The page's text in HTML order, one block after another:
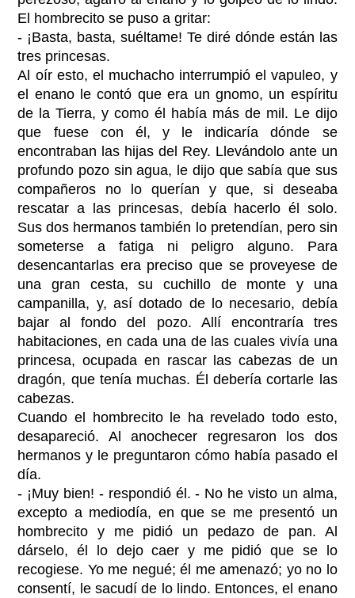
El hombrecito se puso a gritar:
- ¡Basta, basta, suéltame! Te diré dónde están las
tres princesas.
Al oír esto, el muchacho interrumpió el vapuleo, y
el enano le contó que era un gnomo, un espíritu
de la Tierra, y como él había más de mil. Le dijo
que fuese con él, y le indicaría dónde se
encontraban las hijas del Rey. Llevándolo ante un
profundo pozo sin agua, le dijo que sabía que sus
compañeros no lo querían y que, si deseaba
rescatar a las princesas, debía hacerlo él solo.
Sus dos hermanos también lo pretendían, pero sin
someterse a fatiga ni peligro alguno. Para
desencantarlas era preciso que se proveyese de
una gran cesta, su cuchillo de monte y una
campanilla, y, así dotado de lo necesario, debía
bajar al fondo del pozo. Allí encontraría tres
habitaciones, en cada una de las cuales vivía una
princesa, ocupada en rascar las cabezas de un
dragón, que tenía muchas. Él debería cortarle las
cabezas.
Cuando el hombrecito le ha revelado todo esto,
desapareció. Al anochecer regresaron los dos
hermanos y le preguntaron cómo había pasado el
día.
- ¡Muy bien! - respondió él. - No he visto un alma,
excepto a mediodía, en que se me presentó un
hombrecito y me pidió un pedazo de pan. Al
dárselo, él lo dejo caer y me pidió que se lo
recogiese. Yo me negué; él me amenazó; yo no lo
consentí, le sacudí de lo lindo. Entonces, el enano